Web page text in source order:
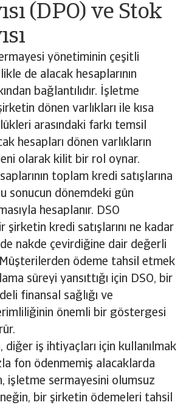
(DPO) ve Stok
yönetiminin çeşitli
de alacak hesaplarının
bağlantılıdır. İşletme
dönen varlıkları ile kısa
arasındaki farkı temsil
hesapları dönen varlıkların
olarak kilit bir rol oynar.
toplam kredi satışlarına
sonucun dönemdeki gün
hesaplanır. DSO
şirketin kredi satışlarını ne kadar
nakde çevirdiğine dair değerli
ödeme tahsil etmek
süreyi yansıttığı için DSO, bir
finansal sağlığı ve
önemli bir göstergesi
diğer iş ihtiyaçları için kullanılmak
fon ödenmemiş alacaklarda
işletme sermayesini olumsuz
bir şirketin ödemeleri tahsil